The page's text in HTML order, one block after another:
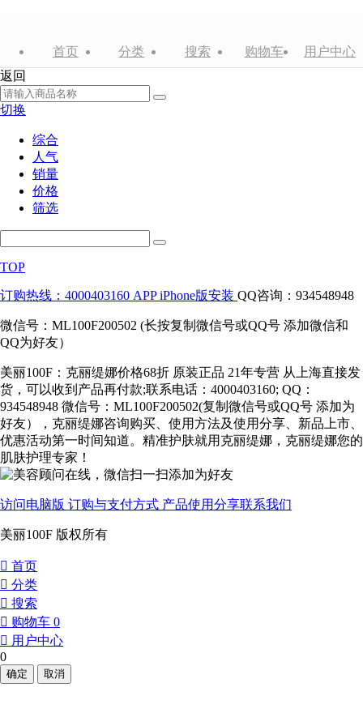
首页 分类 搜索 购物车
用户中心
返回
切换
综合
人气
销量
价格
筛选
TOP
订购热线：4000403160 APP iPhone版安装 QQ咨询：934548948
微信号：ML100F200502 (长按复制微信号或QQ号 添加微信和
QQ为好友）
美丽100F：克丽缇娜价格68折 原装正品 21年专营 从上海直接发
货，可以收到产品再付款;联系电话：4000403160; QQ：
934548948 微信号：ML100F200502(复制微信号或QQ号 添加为
好友），克丽缇娜咨询购买、使用方法及使用分享、新品上市、
优惠活动第一时间知道。精准护肤就用克丽缇娜，克丽缇娜您的
肌肤护理专家！
访问电脑版 订购与支付方式 产品使用分享联系我们
美丽100F 版权所有
󰀁 首页
󰀂 分类
󰀃 搜索
󰀄 购物车 0
󰀅 用户中心
0
确定 取消